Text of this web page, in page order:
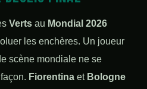
Verts au Mondial 2026
les enchères. Un joueur
scène mondiale ne se
Fiorentina et Bologne